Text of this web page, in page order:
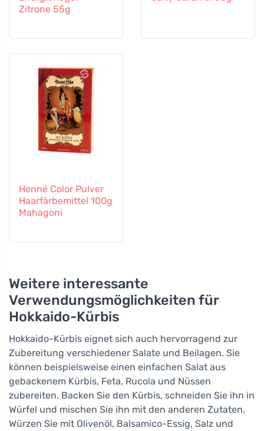
Zitrone 55g
Henné Color Pulver
Haarfärbemittel 100g
Mahagoni
Weitere interessante
Verwendungsmöglichkeiten für
Hokkaido-Kürbis
Hokkaido-Kürbis eignet sich auch hervorragend zur
Zubereitung verschiedener Salate und Beilagen. Sie
können beispielsweise einen einfachen Salat aus
gebackenem Kürbis, Feta, Rucola und Nüssen
zubereiten. Backen Sie den Kürbis, schneiden Sie ihn in
Würfel und mischen Sie ihn mit den anderen Zutaten.
Würzen Sie mit Olivenöl, Balsamico-Essig, Salz und